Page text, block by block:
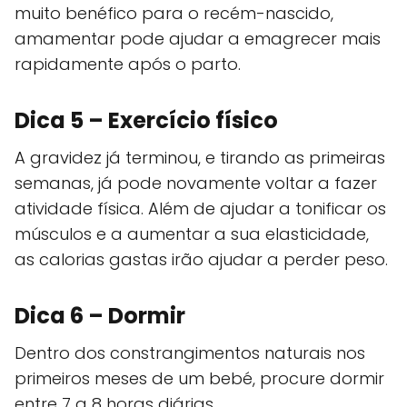
muito benéfico para o recém-nascido,
amamentar pode ajudar a emagrecer mais
rapidamente após o parto.
Dica 5 – Exercício físico
A gravidez já terminou, e tirando as primeiras
semanas, já pode novamente voltar a fazer
atividade física. Além de ajudar a tonificar os
músculos e a aumentar a sua elasticidade,
as calorias gastas irão ajudar a perder peso.
Dica 6 – Dormir
Dentro dos constrangimentos naturais nos
primeiros meses de um bebé, procure dormir